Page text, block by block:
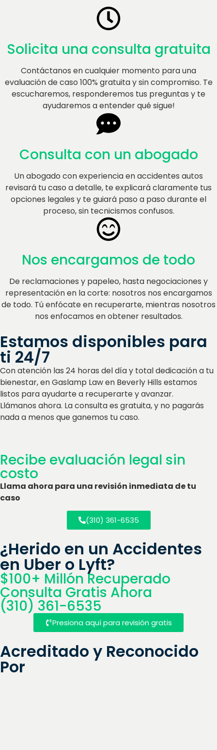
Solicita una consulta gratuita
Contáctanos en cualquier momento para una
evaluación de caso 100% gratuita y sin compromiso. Te
escucharemos, responderemos tus preguntas y te
ayudaremos a entender qué sigue!
Consulta con un abogado​
Un abogado con experiencia en accidentes autos
revisará tu caso a detalle, te explicará claramente tus
opciones legales y te guiará paso a paso durante el
proceso, sin tecnicismos confusos.
Nos encargamos de todo
De reclamaciones y papeleo, hasta negociaciones y
representación en la corte: nosotros nos encargamos
de todo. Tú enfócate en recuperarte, mientras nosotros
nos enfocamos en obtener resultados.
Estamos disponibles para
ti 24/7
Con atención las 24 horas del día y total dedicación a tu
bienestar, en Gaslamp Law en Beverly Hills estamos
listos para ayudarte a recuperarte y avanzar.
Llámanos ahora. La consulta es gratuita, y no pagarás
nada a menos que ganemos tu caso.
Recibe evaluación legal sin
costo
Llama ahora para una revisión inmediata de tu
caso
(310) 361-6535
¿Herido en un Accidentes
en Uber o Lyft?
$100+ Millón Recuperado
Consulta Gratis Ahora
(310) 361-6535
Presiona aquí para revisión gratis
Acreditado y Reconocido
Por